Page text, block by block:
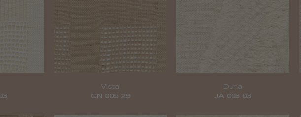
Vista
CN 005 29
Duna
JA 003 03